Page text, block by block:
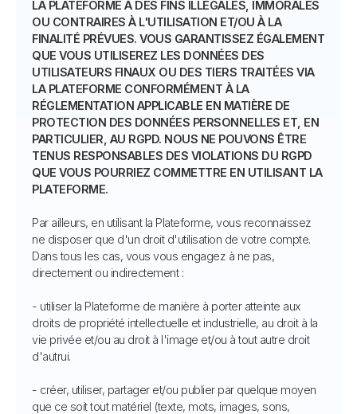
LA PLATEFORME À DES FINS ILLÉGALES, IMMORALES
OU CONTRAIRES À L'UTILISATION ET/OU À LA
FINALITÉ PRÉVUES. VOUS GARANTISSEZ ÉGALEMENT
QUE VOUS UTILISEREZ LES DONNÉES DES
UTILISATEURS FINAUX OU DES TIERS TRAITÉES VIA
LA PLATEFORME CONFORMÉMENT À LA
RÉGLEMENTATION APPLICABLE EN MATIÈRE DE
PROTECTION DES DONNÉES PERSONNELLES ET, EN
PARTICULIER, AU RGPD. NOUS NE POUVONS ÊTRE
TENUS RESPONSABLES DES VIOLATIONS DU RGPD
QUE VOUS POURRIEZ COMMETTRE EN UTILISANT LA
PLATEFORME.
Par ailleurs, en utilisant la Plateforme, vous reconnaissez
ne disposer que d'un droit d'utilisation de votre compte.
Dans tous les cas, vous vous engagez à ne pas,
directement ou indirectement :
- utiliser la Plateforme de manière à porter atteinte aux
droits de propriété intellectuelle et industrielle, au droit à la
vie privée et/ou au droit à l'image et/ou à tout autre droit
d'autrui.
- créer, utiliser, partager et/ou publier par quelque moyen
que ce soit tout matériel (texte, mots, images, sons,